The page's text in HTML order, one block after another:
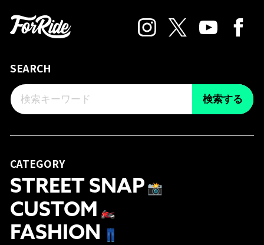
SEARCH
検索する
CATEGORY
STREET SNAP 📸
CUSTOM 🏍
FASHION 👖